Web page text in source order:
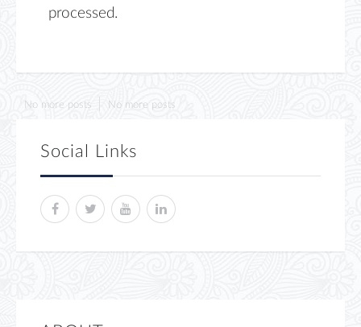
processed.
No more posts No more posts
Social Links